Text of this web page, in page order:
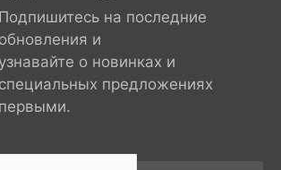
Подпишитесь на последние
обновления и
узнавайте о новинках и
специальных предложениях
первыми.